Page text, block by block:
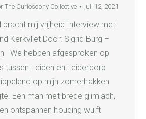
The Curiosophy Collective juli 12, 2021
bracht mij vrijheid Interview met
Kerkvliet Door: Sigrid Burg –
We hebben afgesproken op
tussen Leiden en Leiderdorp
op mijn zomerhakken
Een man met brede glimlach,
ontspannen houding wuift